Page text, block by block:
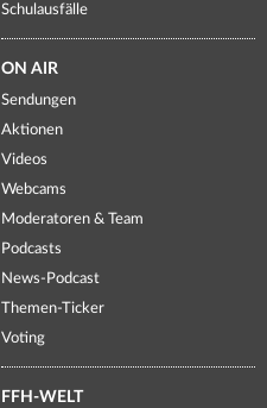
Schulausfälle
ON AIR
Sendungen
Aktionen
Videos
Webcams
Moderatoren & Team
Podcasts
News-Podcast
Themen-Ticker
Voting
FFH-WELT